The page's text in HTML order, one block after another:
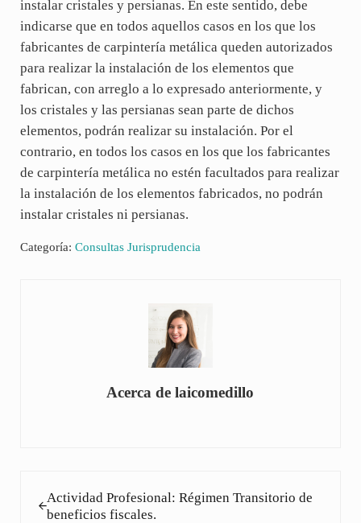
instalar cristales y persianas. En este sentido, debe
indicarse que en todos aquellos casos en los que los
fabricantes de carpintería metálica queden autorizados
para realizar la instalación de los elementos que
fabrican, con arreglo a lo expresado anteriormente, y
los cristales y las persianas sean parte de dichos
elementos, podrán realizar su instalación. Por el
contrario, en todos los casos en los que los fabricantes
de carpintería metálica no estén facultados para realizar
la instalación de los elementos fabricados, no podrán
instalar cristales ni persianas.
Categoría: Consultas Jurisprudencia
Acerca delaicomedillo
Actividad Profesional: Régimen Transitorio de
beneficios fiscales.